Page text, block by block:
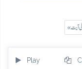
آیت
Play